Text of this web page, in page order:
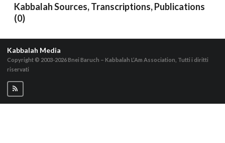
Kabbalah Sources, Transcriptions, Publications
(0)
Kabbalah Media
Copyright © 2003-2026Bnei Baruch – Kabbalah L’Am Association, Tutti i diritti
riservati